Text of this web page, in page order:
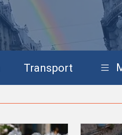
Transport